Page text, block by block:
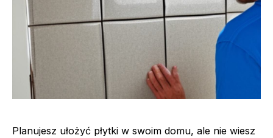
Planujesz ułożyć płytki w swoim domu, ale nie wiesz